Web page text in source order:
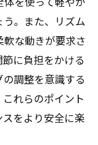
。また、リズム
な動きが要求さ
に負担をかける
調整を意識する
れらのポイント
をより安全に楽